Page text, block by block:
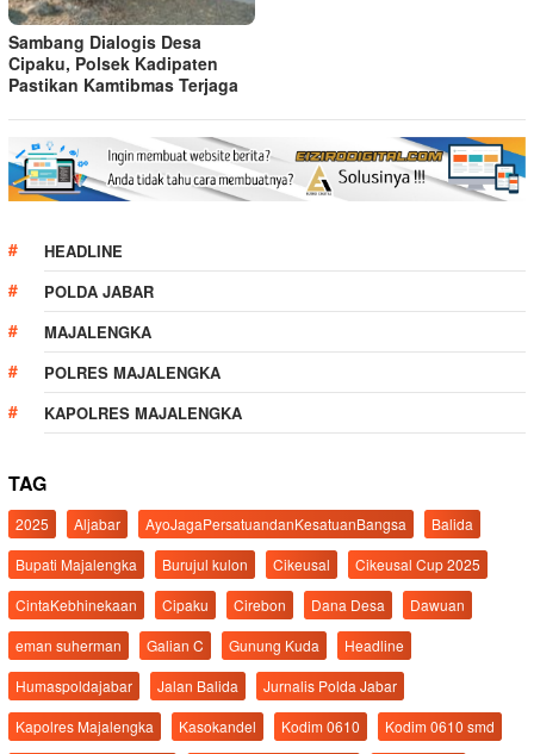
Sambang Dialogis Desa
Cipaku, Polsek Kadipaten
Pastikan Kamtibmas Terjaga
HEADLINE
POLDA JABAR
MAJALENGKA
POLRES MAJALENGKA
KAPOLRES MAJALENGKA
TAG
2025 Aljabar AyoJagaPersatuandanKesatuanBangsa
Balida
Bupati Majalengka
Burujul kulon Cikeusal
Cikeusal Cup 2025
CintaKebhinekaan
Cipaku Cirebon Dana Desa
Dawuan
eman suherman
Galian C Gunung Kuda
Headline
Humaspoldajabar
Jalan Balida
Jurnalis Polda Jabar
Kapolres Majalengka
Kasokandel Kodim 0610
Kodim 0610 smd